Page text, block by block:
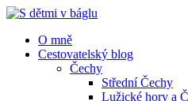
Menu
Menu
O mně
Cestovatelský blog
Čechy
Střední Čechy
Lužické hory a